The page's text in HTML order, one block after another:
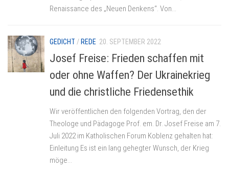
Renaissance des „Neuen Denkens“. Von...
GEDICHT / REDE 20. SEPTEMBER 2022
Josef Freise: Frieden schaffen mit
oder ohne Waffen? Der Ukrainekrieg
und die christliche Friedensethik
Wir veröffentlichen den folgenden Vortrag, den der
Theologe und Pädagoge Prof. em. Dr. Josef Freise am 7.
Juli 2022 im Katholischen Forum Koblenz gehalten hat:
Einleitung Es ist ein lang gehegter Wunsch, der Krieg
möge...